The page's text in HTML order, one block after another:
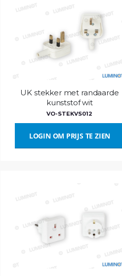
UK stekker met randaarde
kunststof wit
VO-STEKVS012
LOGIN OM PRIJS TE ZIEN